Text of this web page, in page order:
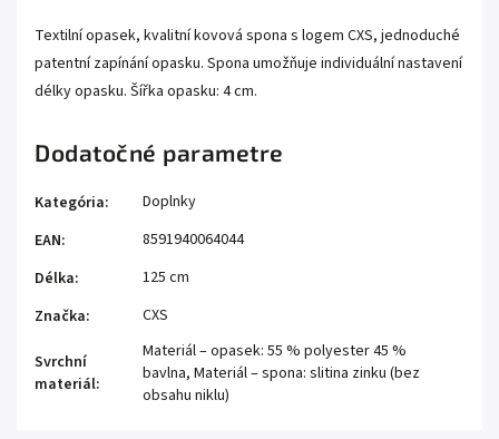
Textilní opasek, kvalitní kovová spona s logem CXS, jednoduché
patentní zapínání opasku. Spona umožňuje individuální nastavení
délky opasku. Šířka opasku: 4 cm.
Dodatočné parametre
Kategória:
Doplnky
EAN:
8591940064044
Délka:
125 cm
Značka: CXS
Svrchní
materiál:
Materiál – opasek: 55 % polyester 45 %
bavlna, Materiál – spona: slitina zinku (bez
obsahu niklu)